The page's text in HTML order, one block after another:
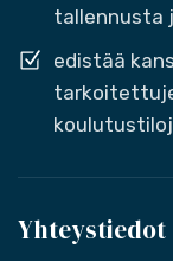
tallennusta
edistää
Yhteystiedot